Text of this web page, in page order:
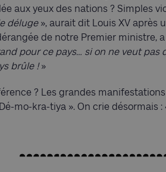
aux yeux des nations ? Simples
déluge», aurait dit Louis XV après
de notre Premier ministre,
pour ce pays… si on ne veut pas
brûle !»
? Les grandes
mo-kra-tiya ». On crie désormais